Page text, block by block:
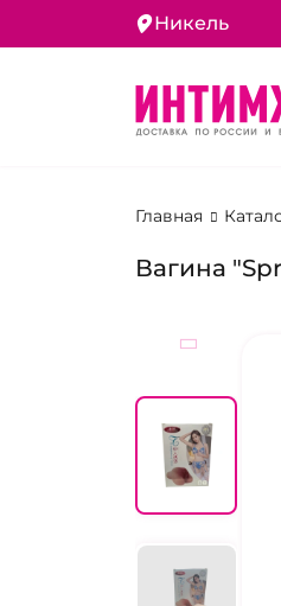
Никель
Главная
Вагина